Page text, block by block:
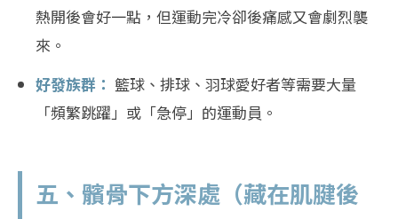
熱開後會好一點，但運動完冷卻後痛感又會劇烈襲
來。
好發族群： 籃球、排球、羽球愛好者等需要大量
「頻繁跳躍」或「急停」的運動員。
五、髕骨下方深處（藏在肌腱後